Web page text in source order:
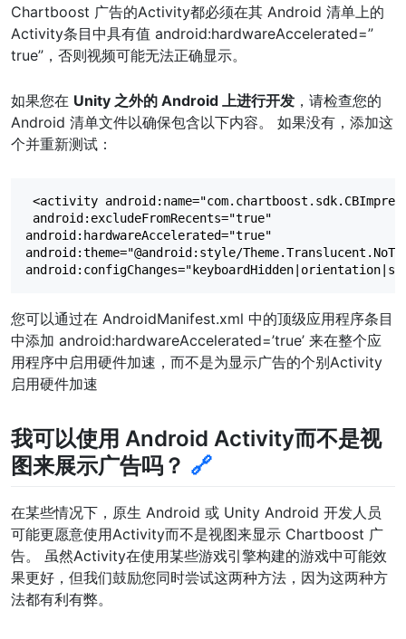
Chartboost 广告的Activity都必须在其 Android 清单上的
Activity条目中具有值 android:hardwareAccelerated=”
true”，否则视频可能无法正确显示。
如果您在 Unity 之外的 Android 上进行开发 ，请检查您的
Android 清单文件以确保包含以下内容。 如果没有，添加这
个并重新测试：
<activity
android:excludeFromRecents="true"
android:hardwareAccelerated="true"
android:theme="@android:style/
您可以通过在 AndroidManifest.xml 中的顶级应用程序条目
中添加 android:hardwareAccelerated=’true’ 来在整个应
用程序中启用硬件加速，而不是为显示广告的个别Activity
启用硬件加速
我可以使用 Android Activity而不是视
图来展示广告吗？ 🔗
在某些情况下，原生 Android 或 Unity Android 开发人员
可能更愿意使用Activity而不是视图来显示 Chartboost 广
告。 虽然Activity在使用某些游戏引擎构建的游戏中可能效
果更好，但我们鼓励您同时尝试这两种方法，因为这两种方
法都有利有弊。